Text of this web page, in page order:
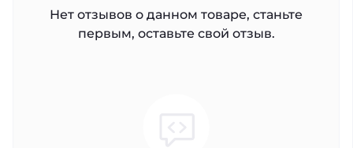
Нет отзывов о данном товаре, станьте
первым, оставьте свой отзыв.